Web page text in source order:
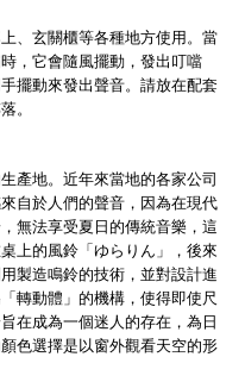
、玄關櫃等各種地方使用。當
，它會隨風擺動，發出叮噹
擺動來發出聲音。請放在配套
。
產地。近年來當地的各家公司
自於人們的聲音，因為在現代
無法享受夏日的傳統音樂，這
上的風鈴「ゆらりん」，後來
製造鳴鈴的技術，並對設計進
轉動體」的機構，使得即使尺
在成為一個迷人的存在，為日
色選擇是以窗外觀看天空的形